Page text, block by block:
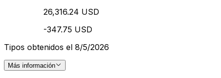
26,316.24 USD
-347.75 USD
Tipos obtenidos el 8/5/2026
Más información